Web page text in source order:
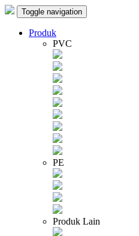
Toggle navigation
Produk
PVC
PE
Produk Lain